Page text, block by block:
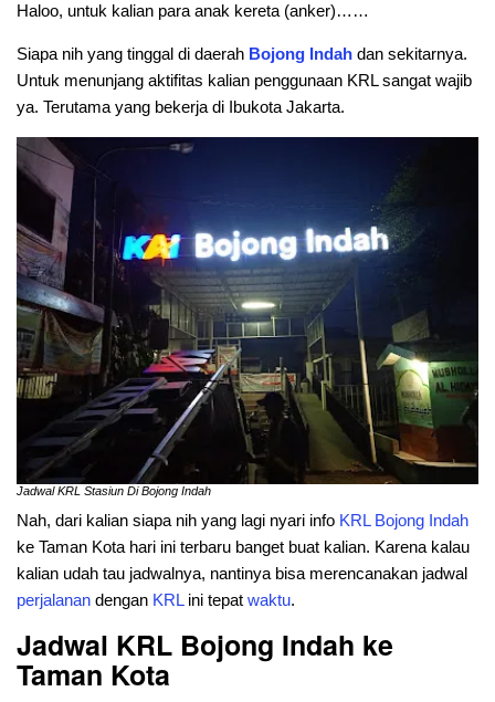
Haloo, untuk kalian para anak kereta (anker)……
Siapa nih yang tinggal di daerah Bojong Indah dan sekitarnya.
Untuk menunjang aktifitas kalian penggunaan KRL sangat wajib
ya. Terutama yang bekerja di Ibukota Jakarta.
Jadwal KRL Stasiun Di Bojong Indah
Nah, dari kalian siapa nih yang lagi nyari info KRL Bojong Indah
ke Taman Kota hari ini terbaru banget buat kalian. Karena kalau
kalian udah tau jadwalnya, nantinya bisa merencanakan jadwal
perjalanan dengan KRLini tepat waktu.
Jadwal KRL Bojong Indah ke
Taman Kota